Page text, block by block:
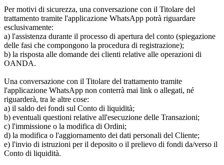
Per motivi di sicurezza, una conversazione con il Titolare del
trattamento tramite l'applicazione WhatsApp potrà riguardare
esclusivamente:
a) l'assistenza durante il processo di apertura del conto (spiegazione
delle fasi che compongono la procedura di registrazione);
b) la risposta alle domande dei clienti relative alle operazioni di
OANDA.
Una conversazione con il Titolare del trattamento tramite
l'applicazione WhatsApp non conterrà mai link o allegati, né
riguarderà, tra le altre cose:
a) il saldo dei fondi sul Conto di liquidità;
b) eventuali questioni relative all'esecuzione delle Transazioni;
c) l'immissione o la modifica di Ordini;
d) la modifica o l'aggiornamento dei dati personali del Cliente;
e) l'invio di istruzioni per il deposito o il prelievo di fondi da/verso il
Conto di liquidità.